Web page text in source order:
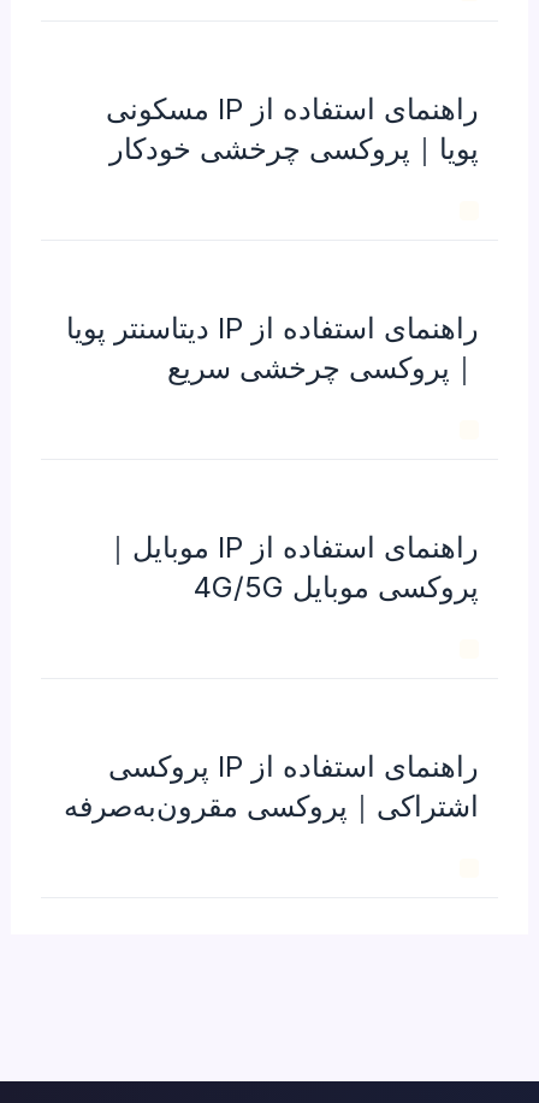
راهنمای استفاده از IP مسکونی
پویا｜پروکسی چرخشی خودکار
راهنمای استفاده از IP دیتاسنتر پویا
｜پروکسی چرخشی سریع
راهنمای استفاده از IP موبایل｜
پروکسی موبایل 4G/5G
راهنمای استفاده از IP پروکسی
اشتراکی｜پروکسی مقرون‌به‌صرفه